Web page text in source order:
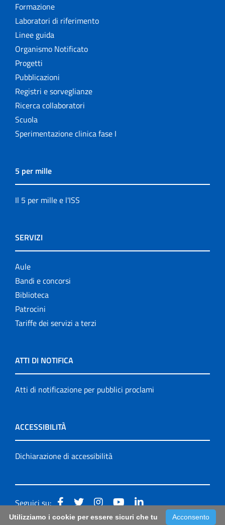
Formazione
Laboratori di riferimento
Linee guida
Organismo Notificato
Progetti
Pubblicazioni
Registri e sorveglianze
Ricerca collaboratori
Scuola
Sperimentazione clinica fase I
5 per mille
Il 5 per mille e l'ISS
SERVIZI
Aule
Bandi e concorsi
Biblioteca
Patrocini
Tariffe dei servizi a terzi
ATTI DI NOTIFICA
Atti di notificazione per pubblici proclami
ACCESSIBILITÀ
Dichiarazione di accessibilità
Seguici su:
Acconsento
Utilizziamo i cookie per essere sicuri che tu